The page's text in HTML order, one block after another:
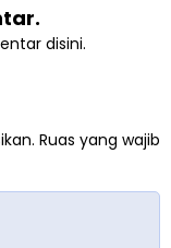
disini.
Ruas yang wajib